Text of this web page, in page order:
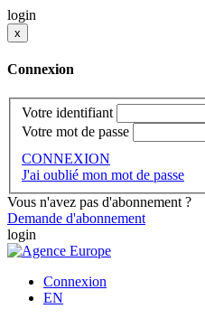
login
x
Connexion
Votre identifiant
Votre mot de passe
CONNEXION
J'ai oublié mon mot de passe
Vous n'avez pas d'abonnement ?
Demande d'abonnement
login
Connexion
EN